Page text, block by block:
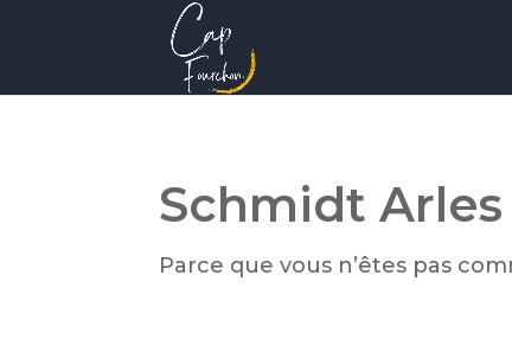
Schmidt Arles
Parce que vous n’êtes pas